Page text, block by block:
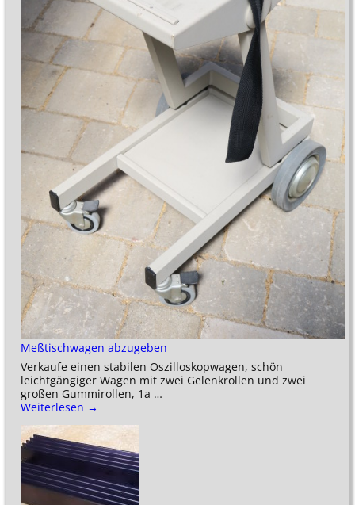
Meßtischwagen abzugeben
Verkaufe einen stabilen Oszilloskopwagen, schön
leichtgängiger Wagen mit zwei Gelenkrollen und zwei
großen Gummirollen, 1a …
Weiterlesen →